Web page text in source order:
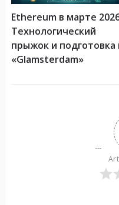
Ethereum в марте
Технологический
прыжок и подготовка
«Glamsterdam»